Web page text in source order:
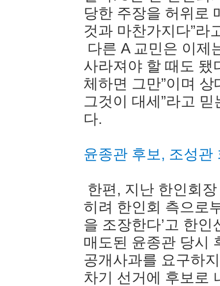
당한 주장을 허위로
것과 마찬가지다”
다른 A 교민은 이제
사라져야 할 때도 됐
체하면 그만”이며
그것이 대세”라고
다.
윤종관 후보, 조성관
한편, 지난 한인회
히려 한인회 측으로
을 조장한다’고 한
매도된 윤종관 당시
공개사과를 요구하
차기 선거에 후보로